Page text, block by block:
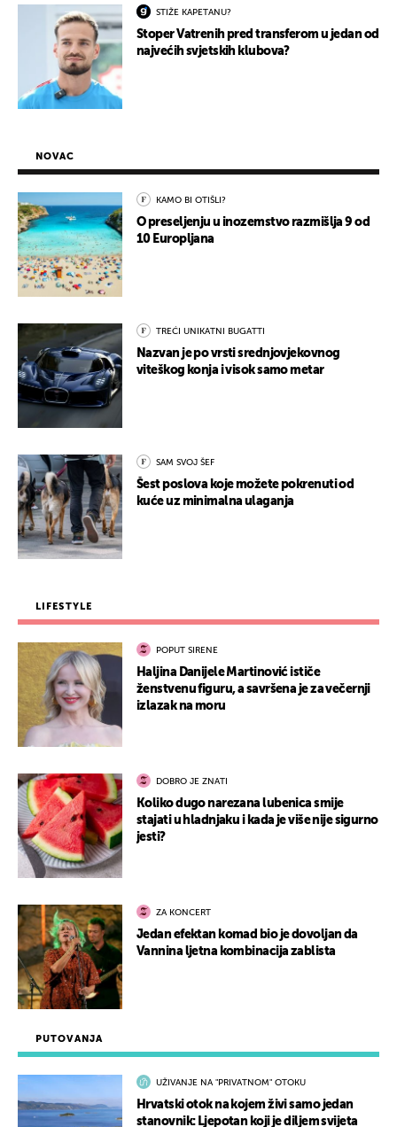
STIŽE KAPETANU?
Stoper Vatrenih pred transferom u jedan od
najvećih svjetskih klubova?
PUTOVANJA
UŽIVANJE NA "PRIVATNOM" OTOKU
Hrvatski otok na kojem živi samo jedan
stanovnik: Ljepotan koji je diljem svijeta
NOVAC
KAMO BI OTIŠLI?
O preseljenju u inozemstvo razmišlja 9 od
10 Europljana
TREĆI UNIKATNI BUGATTI
Nazvan je po vrsti srednjovjekovnog
viteškog konja i visok samo metar
SAM SVOJ ŠEF
Šest poslova koje možete pokrenuti od
kuće uz minimalna ulaganja
LIFESTYLE
POPUT SIRENE
Haljina Danijele Martinović ističe
ženstvenu figuru, a savršena je za večernji
izlazak na moru
DOBRO JE ZNATI
Koliko dugo narezana lubenica smije
stajati u hladnjaku i kada je više nije sigurno
jesti?
ZA KONCERT
Jedan efektan komad bio je dovoljan da
Vannina ljetna kombinacija zablista